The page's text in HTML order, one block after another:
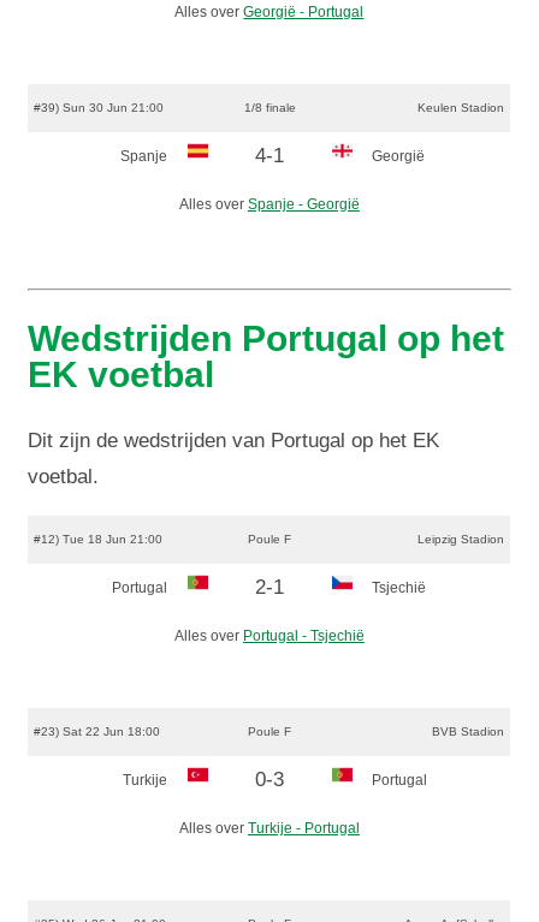
Alles overGeorgië - Portugal
#39) Sun 30 Jun 21:00 1/8 finale Keulen Stadion
Spanje 4-1 Georgië
Alles over Spanje - Georgië
Wedstrijden Portugal op het
EK voetbal
Dit zijn de wedstrijden van Portugal op het EK
voetbal.
#12) Tue 18 Jun 21:00 Poule F Leipzig Stadion
Portugal 2-1 Tsjechië
Alles over Portugal - Tsjechië
#23) Sat 22 Jun 18:00 Poule F BVB Stadion
Turkije 0-3 Portugal
Alles over Turkije - Portugal